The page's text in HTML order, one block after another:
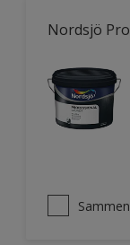
Nordsjö